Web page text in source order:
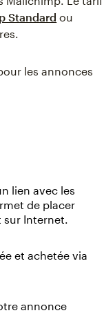
Standard ou
les annonces
lien avec les
de placer
sur Internet.
et achetée via
annonce